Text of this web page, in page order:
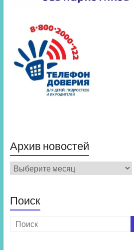
Архив новостей
Архив
новостей
Поиск